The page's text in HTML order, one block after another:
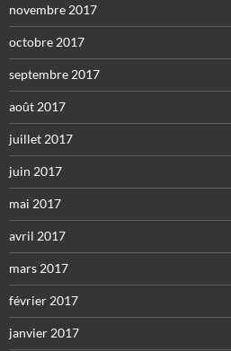
novembre 2017
octobre 2017
septembre 2017
août 2017
juillet 2017
juin 2017
mai 2017
avril 2017
mars 2017
février 2017
janvier 2017